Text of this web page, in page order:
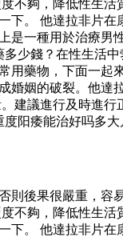
不夠，降低性生
。 他達拉非片
是一種用於治療男
少錢？在性生活
用藥物，下面一起
婚姻的破裂。他達
建議進行及時進
度阳痿能治好吗多
則後果很嚴重，容
不夠，降低性生
。 他達拉非片